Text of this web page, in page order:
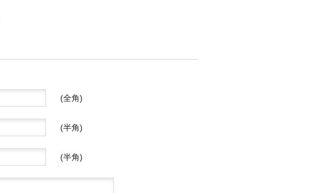
(全角)
(半角)
(半角)